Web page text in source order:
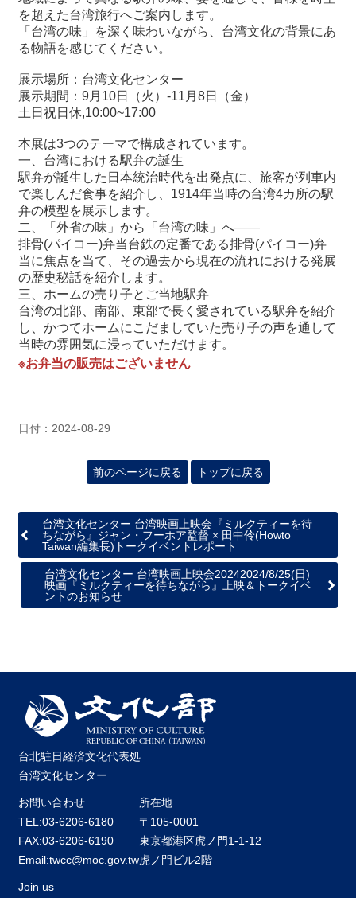
過
去
行
事
台
湾
本
関
連
リ
ン
ク
ホ
ー
ム
サ
ッ
を超えた台湾旅行へご案内します。
「台湾の味」を深く味わいながら、台湾文化の背景にあ
る物語を感じてください。
展示場所：台湾文化センター
展示期間：9月10日（火）-11月8日（金）
土日祝日休,10:00~17:00
本展は3つのテーマで構成されています。
一、台湾における駅弁の誕生
駅弁が誕生した日本統治時代を出発点に、旅客が列車内
で楽しんだ食事を紹介し、1914年当時の台湾4カ所の駅
弁の模型を展示します。
二、「外省の味」から「台湾の味」へ――
排骨(パイコー)弁当台鉄の定番である排骨(パイコー)弁
当に焦点を当て、その過去から現在の流れにおける発展
の歴史秘話を紹介します。
三、ホームの売り子とご当地駅弁
台湾の北部、南部、東部で長く愛されている駅弁を紹介
し、かつてホームにこだましていた売り子の声を通して
当時の雰囲気に浸っていただけます。
※お弁当の販売はございません
日付：2024-08-29
前のページに戻る トップに戻る
台湾文化センター 台湾映画上映会『ミルクティーを待
ちながら』ジャン・フーホア監督 × 田中伶(Howto
Taiwan編集長)トークイベントレポート
台湾文化センター 台湾映画上映会20242024/8/25(日)
映画『ミルクティーを待ちながら』上映＆トークイベ
ントのお知らせ
台北駐日経済文化代表処
台湾文化センター
お問い合わせ
TEL:03-6206-6180
FAX:03-6206-6190
Email:twcc@moc.gov.tw
所在地
〒105-0001
東京都港区虎ノ門1-1-12
虎ノ門ビル2階
Join us